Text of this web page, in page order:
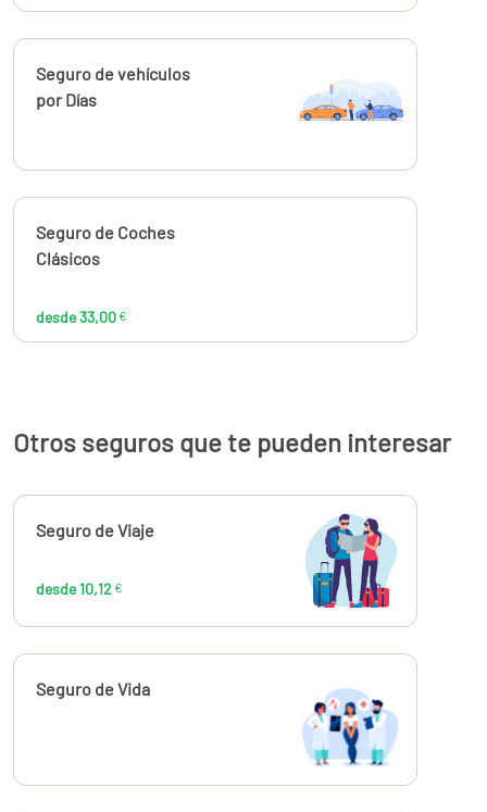
Calcúlalo ahora
Seguro de vehículos
por Días
Calcúlalo ahora
Seguro de Coches
Clásicos
desde 33,00 €
Otros seguros que te pueden interesar
Calcúlalo ahora
Seguro de Viaje
desde 10,12 € 10,12€
Calcúlalo ahora
Seguro de Vida